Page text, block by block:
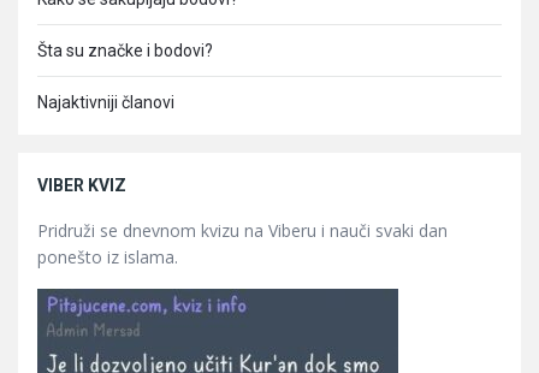
Šta su značke i bodovi?
Najaktivniji članovi
VIBER KVIZ
Pridruži se dnevnom kvizu na Viberu i nauči svaki dan
ponešto iz islama.